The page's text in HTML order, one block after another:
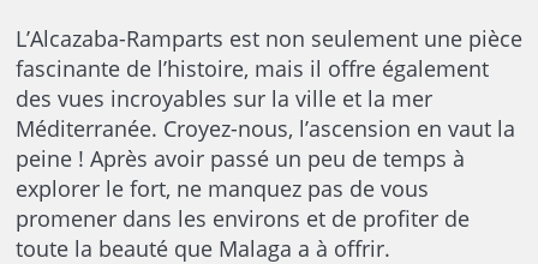
L’Alcazaba-Ramparts est non seulement une pièce
fascinante de l’histoire, mais il offre également
des vues incroyables sur la ville et la mer
Méditerranée. Croyez-nous, l’ascension en vaut la
peine ! Après avoir passé un peu de temps à
explorer le fort, ne manquez pas de vous
promener dans les environs et de profiter de
toute la beauté que Malaga a à offrir.